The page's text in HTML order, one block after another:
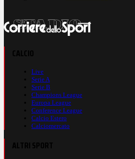
Live
Serie A
Serie B
Champions League
Europa League
Conference League
Calcio Estero
Calciomercato